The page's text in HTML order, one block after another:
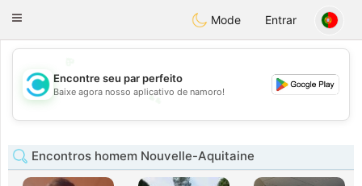
olombiaCitas
Toggle
Mode Entrar
💕
💕
Encontre seu par perfeito
Baixe agora nosso aplicativo de namoro!
Encontros homem Nouvelle-Aquitaine